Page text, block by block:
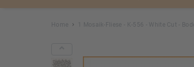
Home 1 Mosaik-Fliese - K-556 - White Cut -